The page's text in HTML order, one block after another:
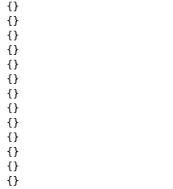
{}
{}
{}
{}
{}
{}
{}
{}
{}
{}
{}
{}
{}